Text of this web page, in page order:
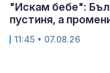
"Искам бебе":
пустиня, а
11:45 • 07.08.26